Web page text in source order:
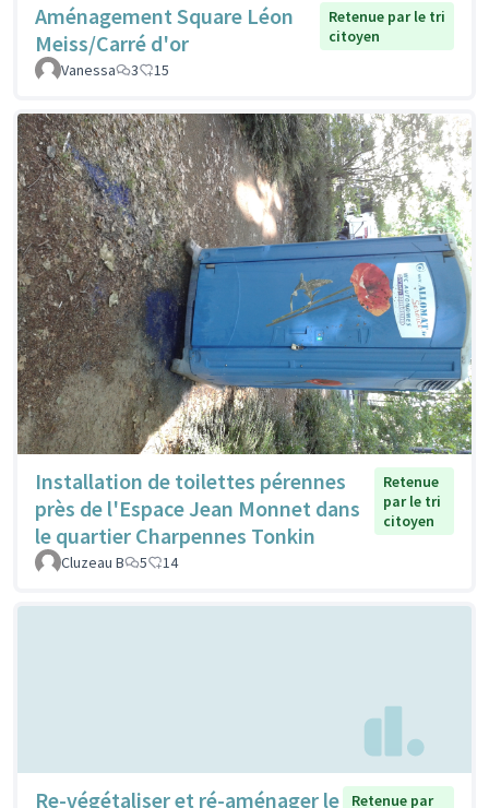
Aménagement Square Léon
Meiss/Carré d'or
Retenue par le tri
citoyen
Vanessa
3 15
Installation de toilettes pérennes
près de l'Espace Jean Monnet dans
le quartier Charpennes Tonkin
Retenue
par le tri
citoyen
Cluzeau B 5 14
Re-végétaliser et ré-aménager le Retenue par